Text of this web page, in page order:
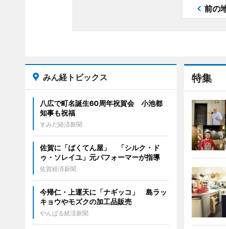
前の
特集
みん経トピックス
八広で町名誕生60周年祝賀会 小池都
知事も祝福
すみだ経済新聞
佐賀に「ばくてん屋」 「シルク・ド
ゥ・ソレイユ」元パフォーマーが指導
佐賀経済新聞
今帰仁・上運天に「ナギッコ」 島ラッ
キョウやモズクの加工品販売
やんばる経済新聞